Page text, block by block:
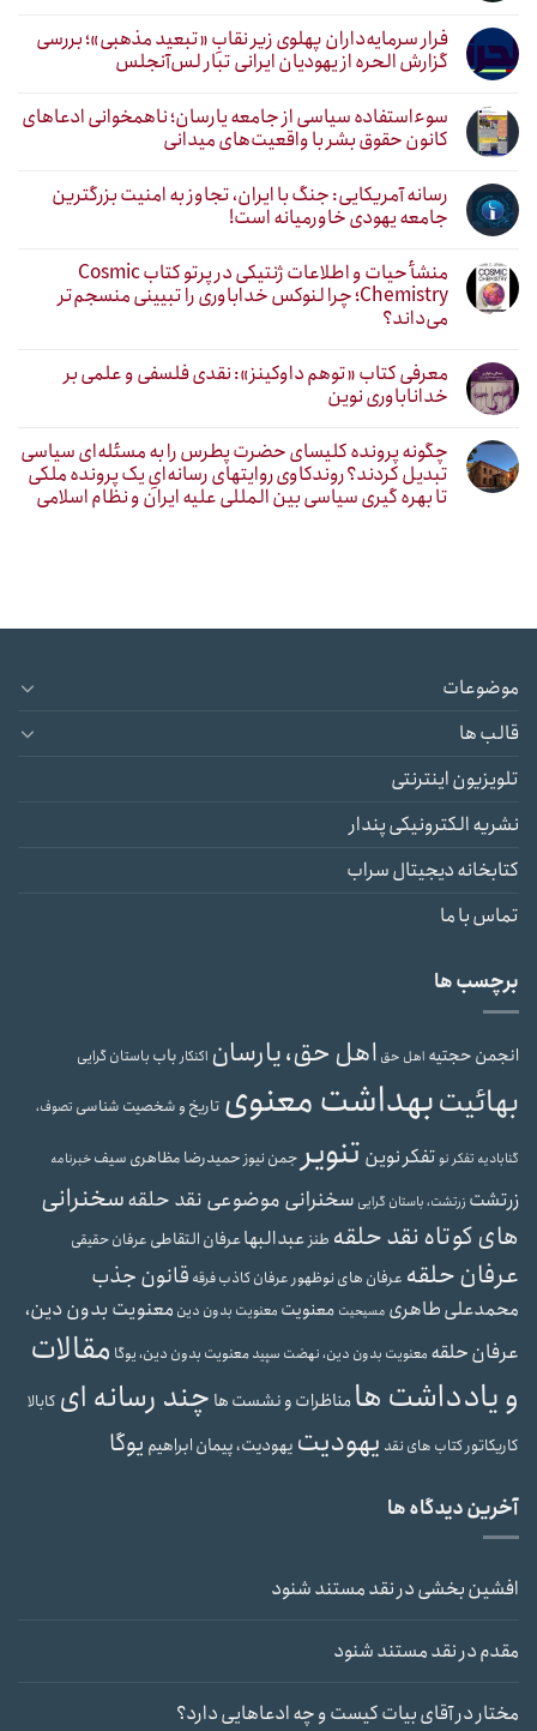
فرار سرمایه‌داران پهلوی زیر نقابِ «تبعید مذهبی»؛ بررسی
گزارش الحره از یهودیان ایرانی تبار لس‌آنجلس
سوءاستفاده سیاسی از جامعه یارسان؛ ناهمخوانی ادعاهای
کانون حقوق بشر با واقعیت‌های میدانی
رسانه آمریکایی: جنگ با ایران، تجاوز به امنیت بزرگترین
جامعه یهودی خاورمیانه است!
منشأ حیات و اطلاعات ژنتیکی در پرتو کتاب Cosmic
Chemistry؛ چرا لنوکس خداباوری را تبیینی منسجم‌تر
می‌داند؟
معرفی کتاب «توهم داوکینز»: نقدی فلسفی و علمی بر
خداناباوری نوین
چگونه پرونده کلیسای حضرت پطرس را به مسئله‌ای سیاسی
تبدیل کردند؟ روندکاوی روایتهای رسانه‌ایِ یک پرونده ملکی
تا بهره گیری سیاسی بین المللی علیه ایران و نظام اسلامی
موضوعات
قالب ها
تلویزیون اینترنتی
نشریه الکترونیکی پندار
کتابخانه دیجیتال سراب
تماس با ما
برچسب ها
انجمن حجتیه اهل حق اهل حق، یارسان اکنکار باب باستان گرایی
بهائیتبهداشت معنوی تاریخ و شخصیت شناسی تصوف،
گنابادیه تفکر نوتفکر نوین تنویر جمن نیوز حمیدرضا مظاهری سیفخبرنامه
زرتشت زرتشت، باستان گرایی سخنرانی موضوعی نقد حلقهسخنرانی
های کوتاه نقد حلقه طنز عبدالبهاعرفان التقاطی عرفان حقیقی
عرفان حلقه عرفان های نوظهور عرفان کاذبفرقه قانون جذب
محمدعلی طاهری مسیحیت معنویت معنویت بدون دین معنویت بدون دین،
عرفان حلقه معنویت بدون دین، نهضت سپیدمعنویت بدون دین، یوگا مقالات
و یادداشت هامناظرات و نشست ها چند رسانه ای کابالا
کاریکاتور کتاب های نقد یهودیت یهودیت، پیمان ابراهیم یوگا
آخرین دیدگاه ها
افشین بخشیدرنقد مستند شنود
مقدمدرنقد مستند شنود
مختاردرآقای بیات کیست و چه ادعاهایی دارد؟